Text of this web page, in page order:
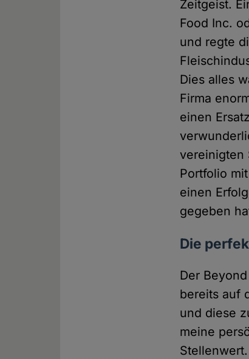
Zeitgeist.
Food Inc.
und regte
Dies alles
Firma
einen
vereinigten
Portfolio
einen
gegeben
Die
Der
bereits auf
und diese
meine